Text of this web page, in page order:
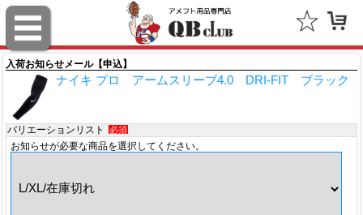
入荷お知らせメール【申込】
ナイキ プロ アームスリーブ4.0 DRI-FIT ブラック
バリエーションリスト 必須
お知らせが必要な商品を選択してください。
スポルディング（SPALDING）
ミッチェル＆ネス（Mitchell & Ness）
ポータフォン（PORTAPHONE）
ギルマンギア（Gilman Gear）
すべて